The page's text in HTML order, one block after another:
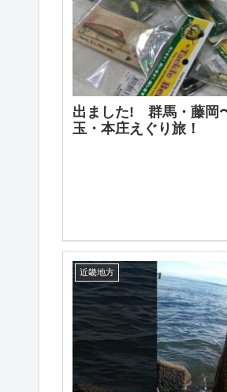
出ました! 群馬・藤岡
玉・本庄えぐり旅！
近畿地方